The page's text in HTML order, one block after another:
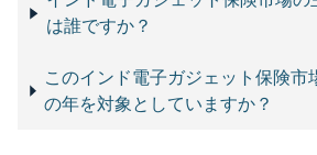
は誰ですか？
このインド電子ガジェット保険市
の年を対象としていますか？